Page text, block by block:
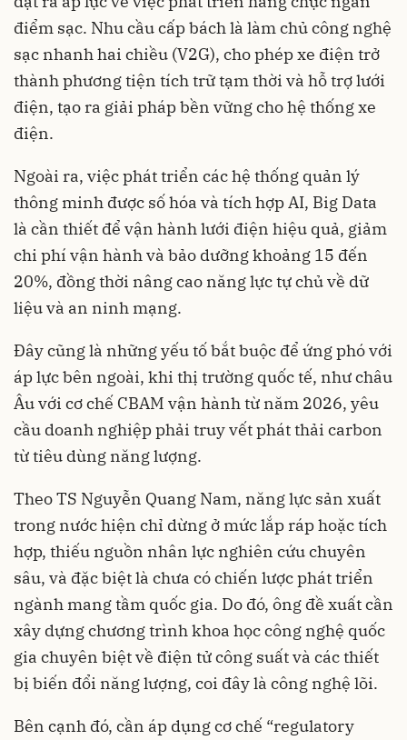
điểm sạc. Nhu cầu cấp bách là làm chủ công nghệ
sạc nhanh hai chiều (V2G), cho phép xe điện trở
thành phương tiện tích trữ tạm thời và hỗ trợ lưới
điện, tạo ra giải pháp bền vững cho hệ thống xe
điện.
Ngoài ra, việc phát triển các hệ thống quản lý
thông minh được số hóa và tích hợp AI, Big Data
là cần thiết để vận hành lưới điện hiệu quả, giảm
chi phí vận hành và bảo dưỡng khoảng 15 đến
20%, đồng thời nâng cao năng lực tự chủ về dữ
liệu và an ninh mạng.
Đây cũng là những yếu tố bắt buộc để ứng phó với
áp lực bên ngoài, khi thị trường quốc tế, như châu
Âu với cơ chế CBAM vận hành từ năm 2026, yêu
cầu doanh nghiệp phải truy vết phát thải carbon
từ tiêu dùng năng lượng.
Theo TS Nguyễn Quang Nam, năng lực sản xuất
trong nước hiện chỉ dừng ở mức lắp ráp hoặc tích
hợp, thiếu nguồn nhân lực nghiên cứu chuyên
sâu, và đặc biệt là chưa có chiến lược phát triển
ngành mang tầm quốc gia. Do đó, ông đề xuất cần
xây dựng chương trình khoa học công nghệ quốc
gia chuyên biệt về điện tử công suất và các thiết
bị biến đổi năng lượng, coi đây là công nghệ lõi.
Bên cạnh đó, cần áp dụng cơ chế “regulatory